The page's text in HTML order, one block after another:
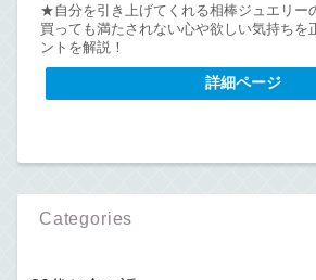
★自分を引き上げてくれる相棒ジュエリー
買っても満たされない心や欲しい気持ちを
ントを解説！
詳細ページ
Categories